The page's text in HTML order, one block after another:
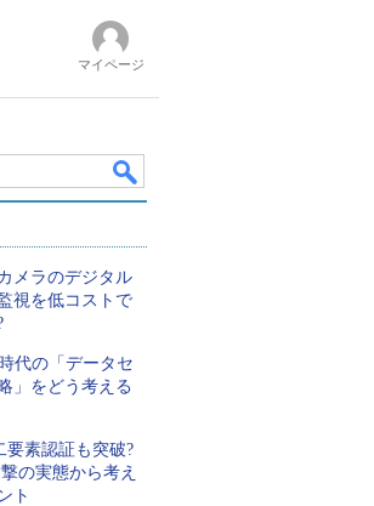
マイページ
メラのデジタル
視を低コストで
代の「データセ
」をどう考える
要素認証も突破?
の実態から考え
ト